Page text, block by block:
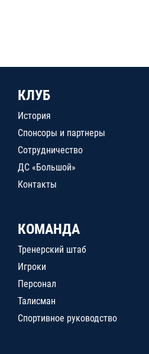
КЛУБ
История
Спонсоры и партнеры
Сотрудничество
ДС «Большой»
Контакты
КОМАНДА
Тренерский штаб
Игроки
Персонал
Талисман
Спортивное руководство